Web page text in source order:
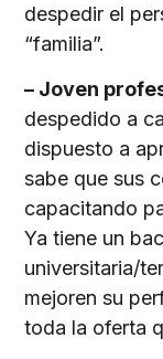
despedir el
“familia”.
– Joven
despedido a
dispuesto a
sabe que sus
capacitando
Ya tiene un
universitaria/
mejoren su
toda la oferta